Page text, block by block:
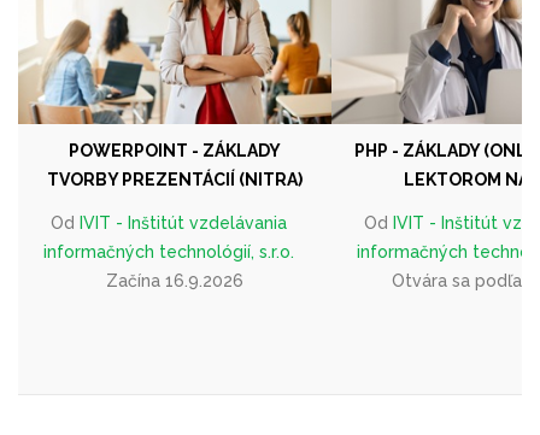
POWERPOINT - ZÁKLADY
TVORBY PREZENTÁCIÍ (NITRA)
Od IVIT - Inštitút vzdelávania
informačných technológií, s.r.o.
Začína 16.9.2026
PHP - ZÁKLADY
LEKTOROM
Od IVIT - Inštitút
informačných
Otvára sa podľa